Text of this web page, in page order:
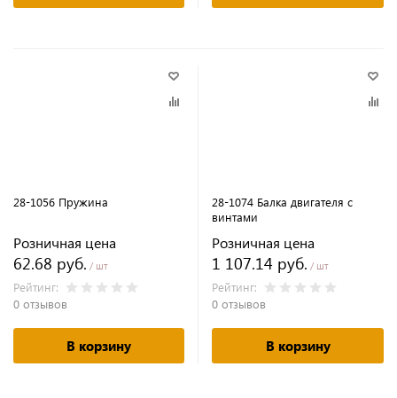
28-1056 Пружина
Розничная цена
62.68 руб. / шт
Рейтинг:
0 отзывов
В корзину
28-1074 Балка двигателя с
винтами
Розничная цена
1 107.14 руб. / шт
Рейтинг:
0 отзывов
В корзину